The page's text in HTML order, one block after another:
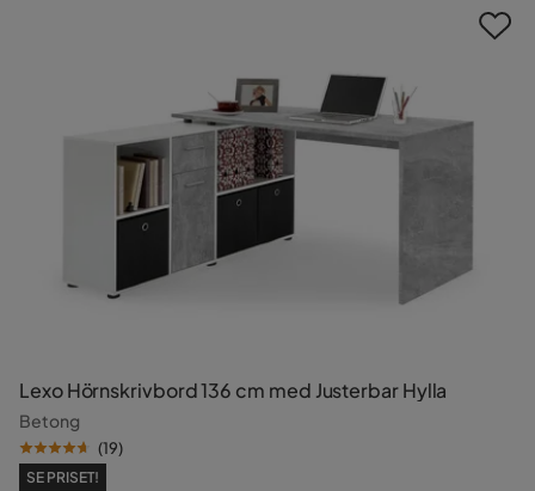
Lexo Hörnskrivbord 136 cm med Justerbar Hylla
Betong
(19)
SE PRISET!